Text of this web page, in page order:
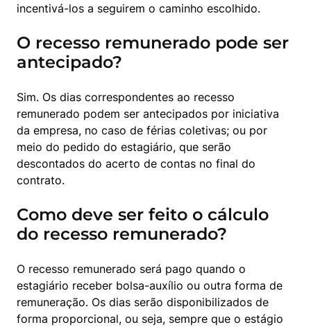
incentivá-los a seguirem o caminho escolhido.
O recesso remunerado pode ser
antecipado?
Sim. Os dias correspondentes ao recesso
remunerado podem ser antecipados por iniciativa
da empresa, no caso de férias coletivas; ou por
meio do pedido do estagiário, que serão
descontados do acerto de contas no final do
contrato.
Como deve ser feito o cálculo
do recesso remunerado?
O recesso remunerado será pago quando o
estagiário receber bolsa-auxílio ou outra forma de
remuneração. Os dias serão disponibilizados de
forma proporcional, ou seja, sempre que o estágio